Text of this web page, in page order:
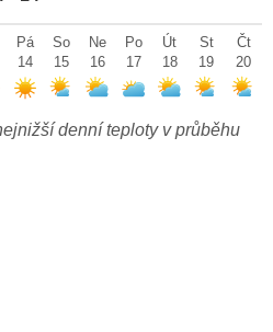
Pá
14
So
15
Ne
16
Po
17
Út
18
St
19
Čt
20
denní teploty v průběhu